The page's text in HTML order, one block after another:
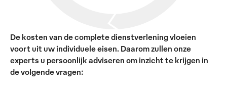
De kosten van de complete dienstverlening vloeien
voort uit uw individuele eisen. Daarom zullen onze
experts u persoonlijk adviseren om inzicht te krijgen in
de volgende vragen: